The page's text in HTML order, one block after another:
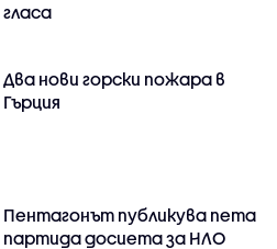
гласа
Два нови горски пожара в
Гърция
Пентагонът публикува пета
партида досиета за НЛО